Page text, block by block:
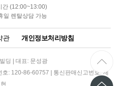
간 (12:00~13:00)
일 렌탈상담 가능
관 개인정보처리방침
딩 | 대표: 문성광
: 120-86-60757 | 통신판매신고번호: 제